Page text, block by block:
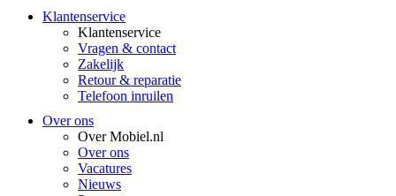
Klantenservice
Klantenservice
Vragen & contact
Zakelijk
Retour & reparatie
Telefoon inruilen
Over ons
Over Mobiel.nl
Over ons
Vacatures
Nieuws